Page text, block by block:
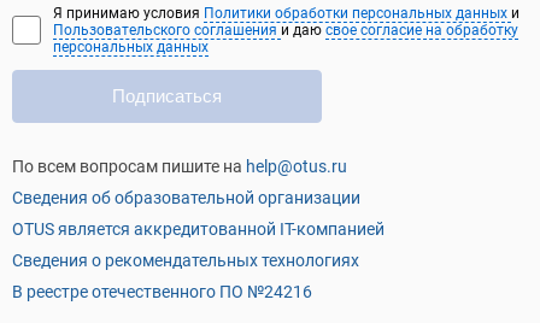
Подписаться
Я принимаю условия Политики обработки персональных данных и
Пользовательского соглашения и даю свое согласие на обработку
персональных данных
По всем вопросам пишите на help@otus.ru
Сведения об образовательной организации
OTUS является аккредитованной IT-компанией
Сведения о рекомендательных технологиях
В реестре отечественного ПО №24216